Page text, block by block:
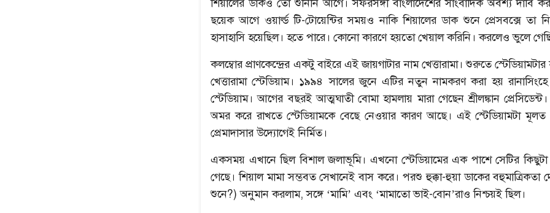
শিয়ালের ডাকও তো শুনিনি আগে। সফরসঙ্গী বাংলাদেশের সাংবাদিক অবশ্য দাবি
ছয়েক আগে ওয়ার্ল্ড টি-টোয়েন্টির সময়ও নাকি শিয়ালের ডাক শুনে প্রেসবক্সে তা
হাসাহাসি হয়েছিল। হতে পারে। কোনো কারণে হয়তো খেয়াল করিনি। করলেও ভুলে
কলম্বোর প্রাণকেন্দ্রের একটু বাইরে এই জায়গাটার নাম খেত্তারামা। শুরুতে
খেত্তারামা স্টেডিয়াম। ১৯৯৪ সালের জুনে এটির নতুন নামকরণ করা হয় রানাসিংহে
স্টেডিয়াম। আগের বছরই আত্মঘাতী বোমা হামলায় মারা গেছেন শ্রীলঙ্কান
অমর করে রাখতে স্টেডিয়ামকে বেছে নেওয়ার কারণ আছে। এই স্টেডিয়ামটা মূলত
প্রেমাদাসার উদ্যোগেই নির্মিত।
একসময় এখানে ছিল বিশাল জলাভূমি। এখনো স্টেডিয়ামের এক পাশে সেটির
গেছে। শিয়াল মামা সম্ভবত সেখানেই বাস করে। পরশু হুক্কা-হুয়া ডাকের বহুমাত্রিকতা
শুনে?) অনুমান করলাম, সঙ্গে ‘মামি’ এবং ‘মামাতো ভাই-বোন’রাও নিশ্চয়ই ছিল।
নেপথ্যের মাশরাফি আশরাফুলের কাছে খোলা চিঠি